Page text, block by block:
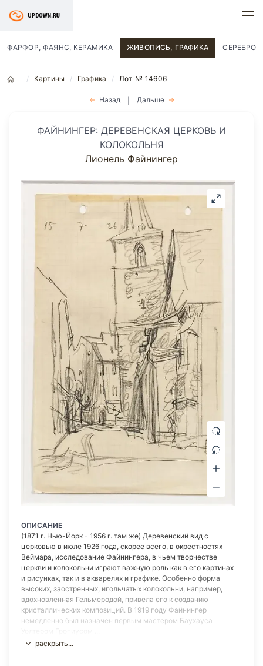
ФАРФОР, ФАЯНС, КЕРАМИКА ЖИВОПИСЬ, ГРАФИКА СЕРЕБРО
Картины Графика Лот № 14606
Назад Дальше
ФАЙНИНГЕР: ДЕРЕВЕНСКАЯ ЦЕРКОВЬ И
КОЛОКОЛЬНЯ
Лионель Файнингер
ОПИСАНИЕ
(1871 г. Нью-Йорк - 1956 г. там же) Деревенский вид с
церковью в июле 1926 года, скорее всего, в окрестностях
Веймара, исследование Файнингера, в чьем творчестве
церкви и колокольни играют важную роль как в его картинах
и рисунках, так и в акварелях и графике. Особенно форма
высоких, заостренных, игольчатых колокольни, например,
вдохновленная Гельмеродой, привела его к созданию
кристаллических композиций. В 1919 году Файнингер
немедленно был назначен первым мастером Баухауса
раскрыть...